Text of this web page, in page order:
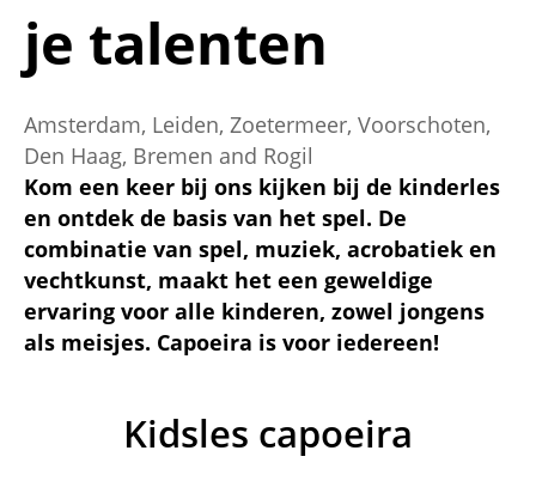
je talenten
Amsterdam, Leiden, Zoetermeer, Voorschoten,
Den Haag, Bremen and Rogil
Kom een keer bij ons kijken bij de kinderles
en ontdek de basis van het spel. De
combinatie van spel, muziek, acrobatiek en
vechtkunst, maakt het een geweldige
ervaring voor alle kinderen, zowel jongens
als meisjes. Capoeira is voor iedereen!
Kidsles capoeira